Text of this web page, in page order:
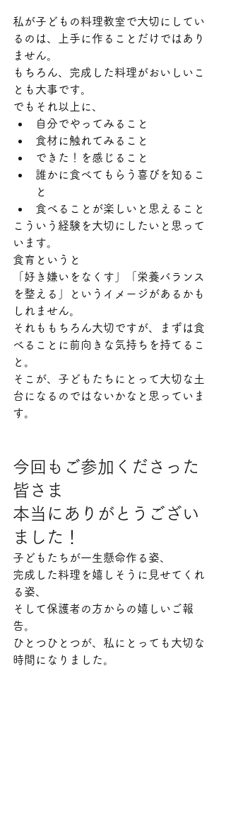
私が子どもの料理教室で大切にしてい
るのは、上手に作ることだけではあり
ません。
もちろん、完成した料理がおいしいこ
とも大事です。
でもそれ以上に、
自分でやってみること
食材に触れてみること
できた！を感じること
誰かに食べてもらう喜びを知るこ
と
食べることが楽しいと思えること
こういう経験を大切にしたいと思って
います。
食育というと
「好き嫌いをなくす」「栄養バランス
を整える」というイメージがあるかも
しれません。
それももちろん大切ですが、まずは食
べることに前向きな気持ちを持てるこ
と。
そこが、子どもたちにとって大切な土
台になるのではないかなと思っていま
す。
今回もご参加くださった
皆さま
本当にありがとうござい
ました！
子どもたちが一生懸命作る姿、
完成した料理を嬉しそうに見せてくれ
る姿、
そして保護者の方からの嬉しいご報
告。
ひとつひとつが、私にとっても大切な
時間になりました。